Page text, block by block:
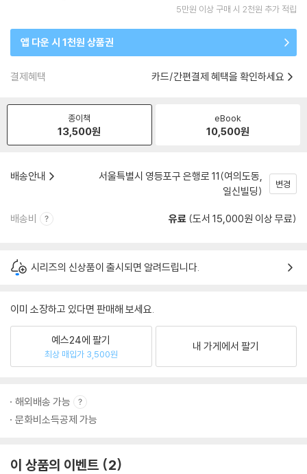
5만원 이상 구매 시 2천원 추가 적립
앱 다운 시 1천원 상품권
결제혜택 카드/간편결제 혜택을 확인하세요
종이책
13,500원
eBook
10,500원
배송안내
서울특별시 영등포구 은행로 11(여의도동,
일신빌딩)
변경
배송비 유료 (도서 15,000원 이상 무료)
시리즈의 신상품이 출시되면 알려드립니다.
이미 소장하고 있다면 판매해 보세요.
예스24에 팔기
최상 매입가 3,500원
내 가게에서 팔기
해외배송 가능
문화비소득공제 가능
이 상품의 이벤트 2